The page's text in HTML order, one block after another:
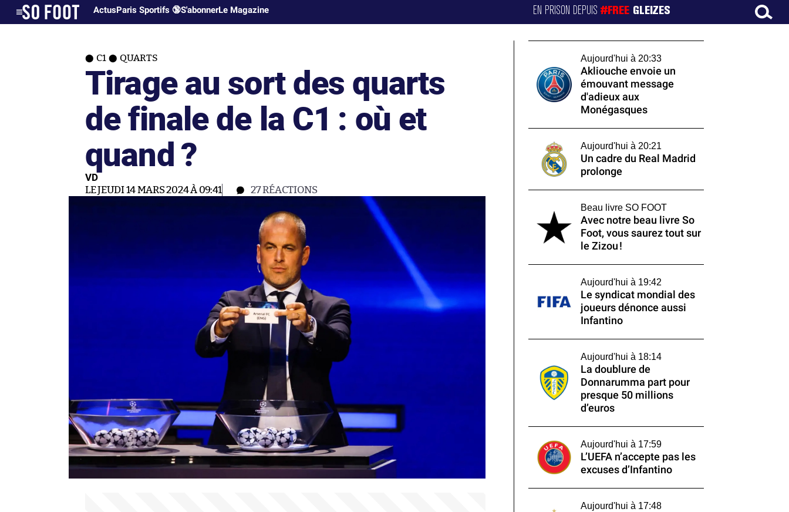
ActusParis Sportifs 🔞S'abonnerLe Magazine EN PRISON DEPUIS#FREE GLEIZES
C1 QUARTS
Tirage au sort des quarts
de finale de la C1 : où et
quand ?
VD
LE JEUDI 14 MARS 2024 À 09:41 27RÉACTIONS
Aujourd'hui à 20:33
Akliouche envoie un
émouvant message
d'adieux aux
Monégasques
Aujourd'hui à 20:21
Un cadre du Real Madrid
prolonge
Beau livre SO FOOT
Avec notre beau livre So
Foot, vous saurez tout sur
le Zizou !
Aujourd'hui à 19:42
Le syndicat mondial des
joueurs dénonce aussi
Infantino
Aujourd'hui à 18:14
La doublure de
Donnarumma part pour
presque 50 millions
d’euros
Aujourd'hui à 17:59
L’UEFA n’accepte pas les
excuses d’Infantino
Aujourd'hui à 17:48